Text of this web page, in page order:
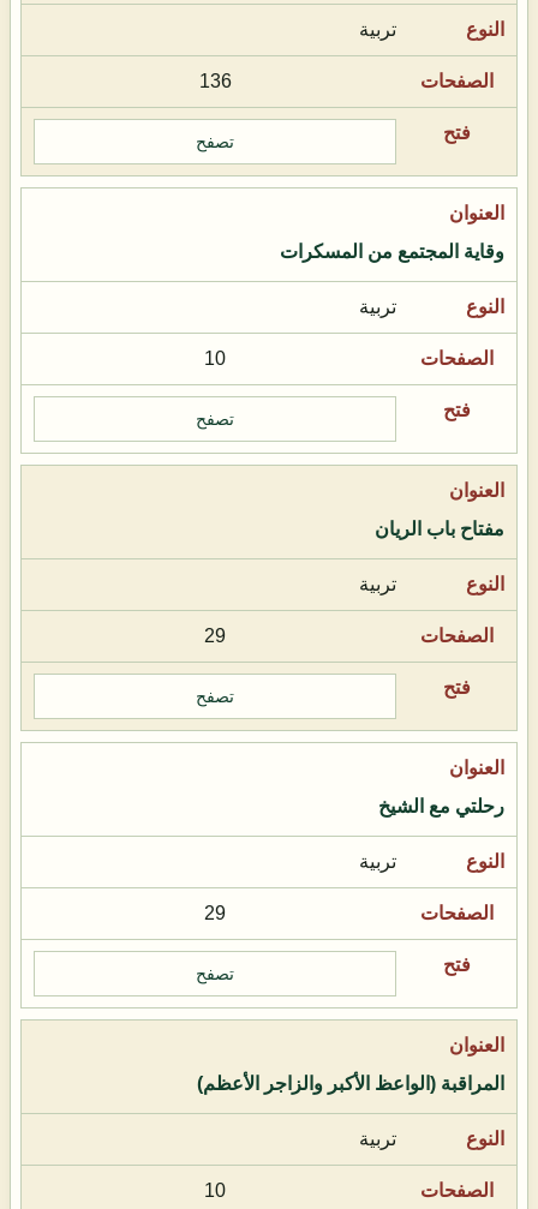
تربية
136
تصفح
وقاية المجتمع من المسكرات
تربية
10
تصفح
مفتاح باب الريان
تربية
29
تصفح
رحلتي مع الشيخ
تربية
29
تصفح
المراقبة (الواعظ الأكبر والزاجر الأعظم)
تربية
10